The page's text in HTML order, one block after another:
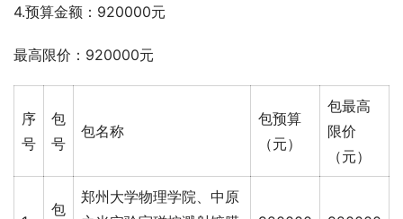
4.预算金额：920000元
最高限价：920000元
序
号
包
号
包名称
包预算
（元）
包最高
限价
（元）
包
郑州大学物理学院、中原